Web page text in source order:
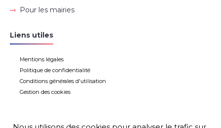
Pour les mairies
Liens utiles
Mentions légales
Politique de confidentialité
Conditions générales d'utilisation
Gestion des cookies